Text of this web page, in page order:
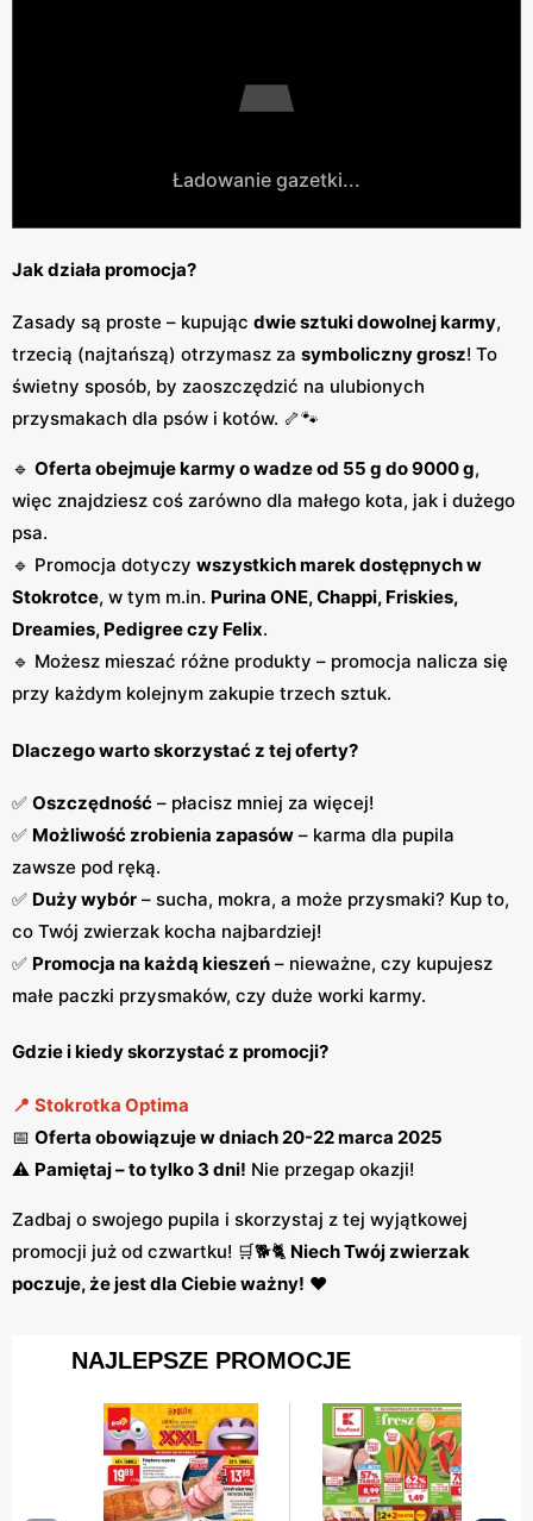
Ładowanie gazetki...
Jak działa promocja?
Zasady są proste – kupując dwie sztuki dowolnej karmy,
trzecią (najtańszą) otrzymasz za symboliczny grosz! To
świetny sposób, by zaoszczędzić na ulubionych
przysmakach dla psów i kotów. 🦴🐾
🔹 Oferta obejmuje karmy o wadze od 55 g do 9000 g,
więc znajdziesz coś zarówno dla małego kota, jak i dużego
psa.
🔹 Promocja dotyczy wszystkich marek dostępnych w
Stokrotce, w tym m.in. Purina ONE, Chappi, Friskies,
Dreamies, Pedigree czy Felix.
🔹 Możesz mieszać różne produkty – promocja nalicza się
przy każdym kolejnym zakupie trzech sztuk.
Dlaczego warto skorzystać z tej oferty?
✅ Oszczędność – płacisz mniej za więcej!
✅ Możliwość zrobienia zapasów – karma dla pupila
zawsze pod ręką.
✅ Duży wybór – sucha, mokra, a może przysmaki? Kup to,
co Twój zwierzak kocha najbardziej!
✅ Promocja na każdą kieszeń – nieważne, czy kupujesz
małe paczki przysmaków, czy duże worki karmy.
Gdzie i kiedy skorzystać z promocji?
📍 Stokrotka Optima
📅 Oferta obowiązuje w dniach 20-22 marca 2025
⚠️ Pamiętaj – to tylko 3 dni! Nie przegap okazji!
Zadbaj o swojego pupila i skorzystaj z tej wyjątkowej
promocji już od czwartku! 🛒🐕🐈 Niech Twój zwierzak
poczuje, że jest dla Ciebie ważny! ❤️